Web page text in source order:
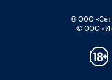
© ООО
© ООО